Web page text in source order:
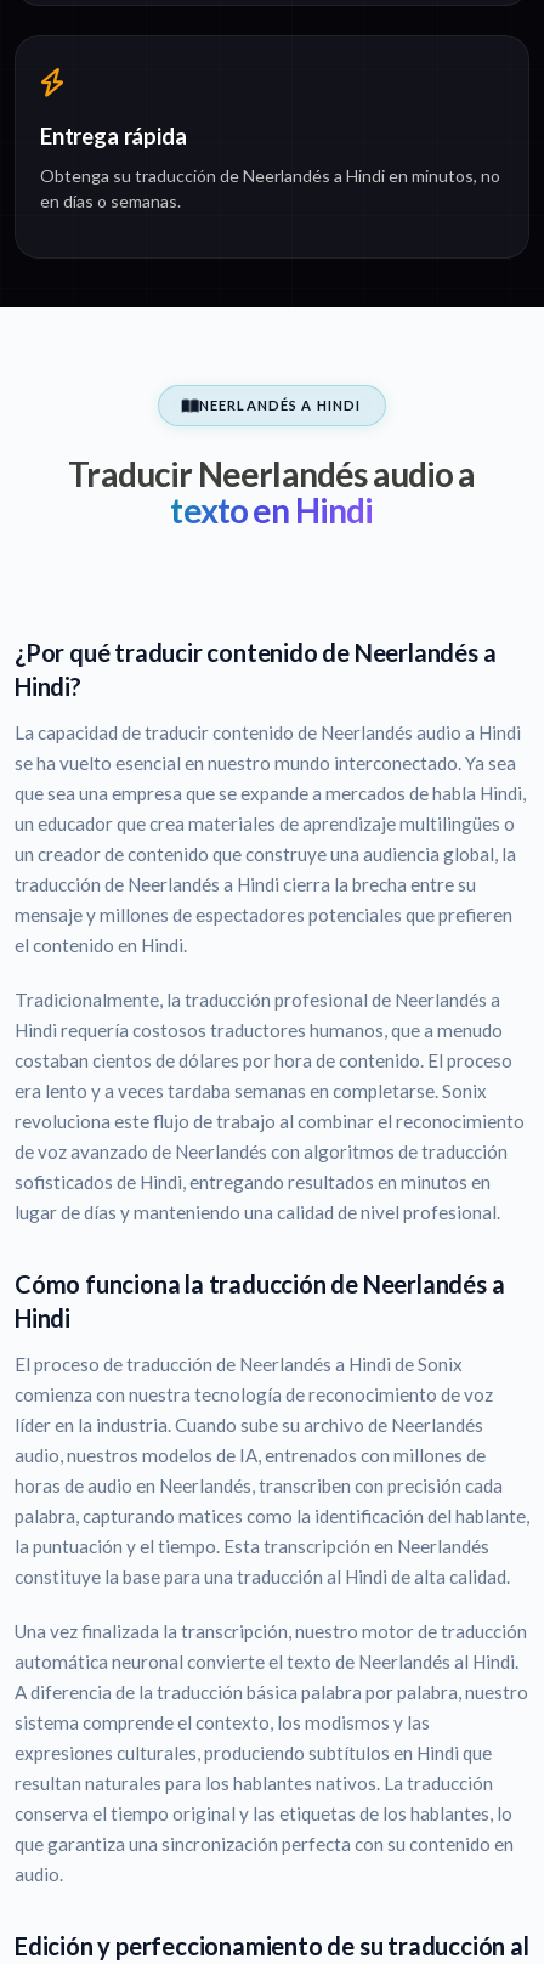
Entrega rápida
Obtenga su traducción de Neerlandés a Hindi en minutos, no
en días o semanas.
NEERLANDÉS A HINDI
Traducir Neerlandés audio a
texto en Hindi
¿Por qué traducir contenido de Neerlandés a
Hindi?
La capacidad de traducir contenido de Neerlandés audio a Hindi
se ha vuelto esencial en nuestro mundo interconectado. Ya sea
que sea una empresa que se expande a mercados de habla Hindi,
un educador que crea materiales de aprendizaje multilingües o
un creador de contenido que construye una audiencia global, la
traducción de Neerlandés a Hindi cierra la brecha entre su
mensaje y millones de espectadores potenciales que prefieren
el contenido en Hindi.
Tradicionalmente, la traducción profesional de Neerlandés a
Hindi requería costosos traductores humanos, que a menudo
costaban cientos de dólares por hora de contenido. El proceso
era lento y a veces tardaba semanas en completarse. Sonix
revoluciona este flujo de trabajo al combinar el reconocimiento
de voz avanzado de Neerlandés con algoritmos de traducción
sofisticados de Hindi, entregando resultados en minutos en
lugar de días y manteniendo una calidad de nivel profesional.
Cómo funciona la traducción de Neerlandés a
Hindi
El proceso de traducción de Neerlandés a Hindi de Sonix
comienza con nuestra tecnología de reconocimiento de voz
líder en la industria. Cuando sube su archivo de Neerlandés
audio, nuestros modelos de IA, entrenados con millones de
horas de audio en Neerlandés, transcriben con precisión cada
palabra, capturando matices como la identificación del hablante,
la puntuación y el tiempo. Esta transcripción en Neerlandés
constituye la base para una traducción al Hindi de alta calidad.
Una vez finalizada la transcripción, nuestro motor de traducción
automática neuronal convierte el texto de Neerlandés al Hindi.
A diferencia de la traducción básica palabra por palabra, nuestro
sistema comprende el contexto, los modismos y las
expresiones culturales, produciendo subtítulos en Hindi que
resultan naturales para los hablantes nativos. La traducción
conserva el tiempo original y las etiquetas de los hablantes, lo
que garantiza una sincronización perfecta con su contenido en
audio.
Edición y perfeccionamiento de su traducción al